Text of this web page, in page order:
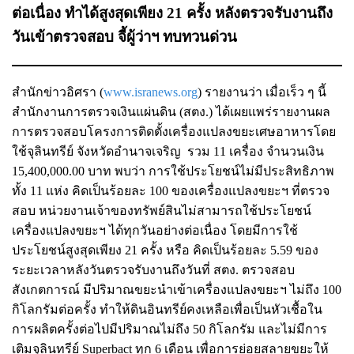
ต่อเนื่อง ทำได้สูงสุดเพียง 21 ครั้ง หลังตรวจรับงานถึง
วันเข้าตรวจสอบ จี้ผู้ว่าฯ ทบทวนด่วน
สำนักข่าวอิศรา (www.isranews.org) รายงานว่า เมื่อเร็ว ๆ นี้
สำนักงานการตรวจเงินแผ่นดิน (สตง.) ได้เผยแพร่รายงานผล
การตรวจสอบโครงการติดตั้งเครื่องแปลงขยะเศษอาหารโดย
ใช้จุลินทรีย์ จังหวัดอำนาจเจริญ รวม 11 เครื่อง จำนวนเงิน
15,400,000.00 บาท พบว่า การใช้ประโยชน์ไม่มีประสิทธิภาพ
ทั้ง 11 แห่ง คิดเป็นร้อยละ 100 ของเครื่องแปลงขยะฯ ที่ตรวจ
สอบ หน่วยงานเจ้าของทรัพย์สินไม่สามารถใช้ประโยชน์
เครื่องแปลงขยะฯ ได้ทุกวันอย่างต่อเนื่อง โดยมีการใช้
ประโยชน์สูงสุดเพียง 21 ครั้ง หรือ คิดเป็นร้อยละ 5.59 ของ
ระยะเวลาหลังวันตรวจรับงานถึงวันที่ สตง. ตรวจสอบ
สังเกตการณ์ มีปริมาณขยะนำเข้าเครื่องแปลงขยะฯ ไม่ถึง 100
กิโลกรัมต่อครั้ง ทำให้ดินอินทรีย์คงเหลือเพื่อเป็นหัวเชื้อใน
การผลิตครั้งต่อไปมีปริมาณไม่ถึง 50 กิโลกรัม และไม่มีการ
เติมจุลินทรีย์ Superbact ทุก 6 เดือน เพื่อการย่อยสลายขยะให้